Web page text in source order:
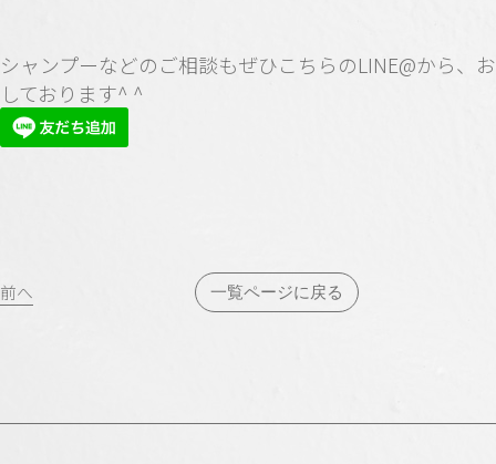
シャンプーなどのご相談もぜひこちらのLINE@から、
しております^ ^
投
前へ 一覧ページに戻る